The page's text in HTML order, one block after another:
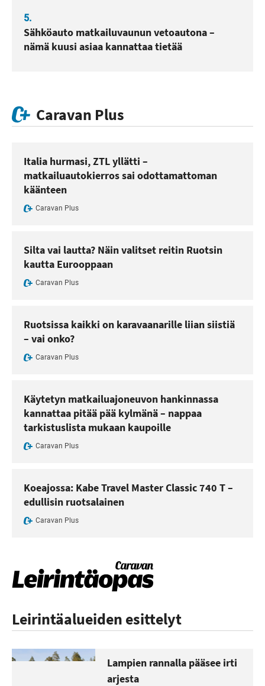
5.
Sähköauto matkailuvaunun vetoautona –
nämä kuusi asiaa kannattaa tietää
Caravan Plus
Italia hurmasi, ZTL yllätti –
matkailuautokierros sai odottamattoman
käänteen
Caravan Plus
Silta vai lautta? Näin valitset reitin Ruotsin
kautta Eurooppaan
Caravan Plus
Ruotsissa kaikki on karavaanarille liian siistiä
– vai onko?
Caravan Plus
Käytetyn matkailuajoneuvon hankinnassa
kannattaa pitää pää kylmänä – nappaa
tarkistuslista mukaan kaupoille
Caravan Plus
Koeajossa: Kabe Travel Master Classic 740 T –
edullisin ruotsalainen
Caravan Plus
Leirintäalueiden esittelyt
Lampien rannalla pääsee irti
arjesta